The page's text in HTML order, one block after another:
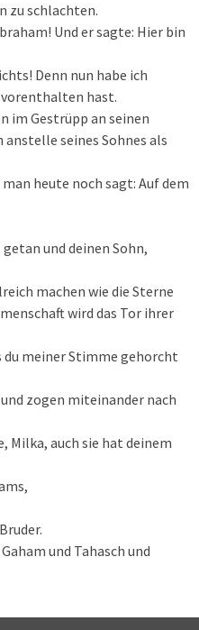
zu schlachten.
Und er sagte: Hier bin
Denn nun habe ich
vorenthalten hast.
im Gestrüpp an seinen
seines Sohnes als
heute noch sagt: Auf dem
und deinen Sohn,
machen wie die Sterne
wird das Tor ihrer
du meiner Stimme gehorcht
zogen miteinander nach
Milka, auch sie hat deinem
und Tahasch und